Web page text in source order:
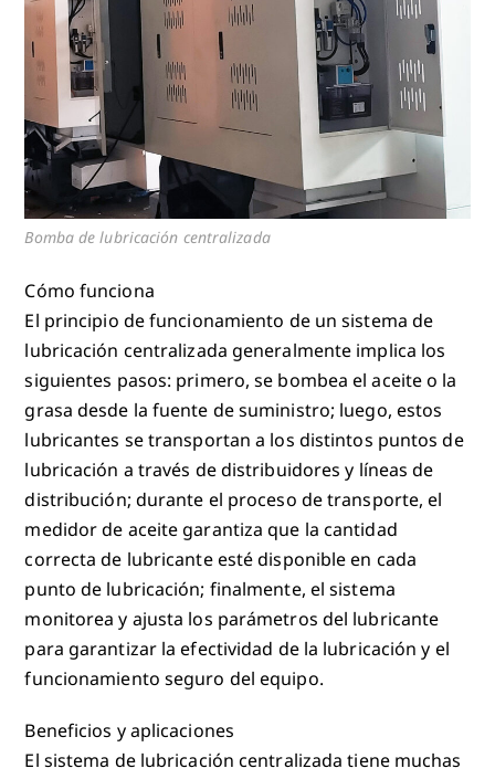
Bomba de lubricación centralizada
Cómo funciona
El principio de funcionamiento de un sistema de
lubricación centralizada generalmente implica los
siguientes pasos: primero, se bombea el aceite o la
grasa desde la fuente de suministro; luego, estos
lubricantes se transportan a los distintos puntos de
lubricación a través de distribuidores y líneas de
distribución; durante el proceso de transporte, el
medidor de aceite garantiza que la cantidad
correcta de lubricante esté disponible en cada
punto de lubricación; finalmente, el sistema
monitorea y ajusta los parámetros del lubricante
para garantizar la efectividad de la lubricación y el
funcionamiento seguro del equipo.
Beneficios y aplicaciones
El sistema de lubricación centralizada tiene muchas